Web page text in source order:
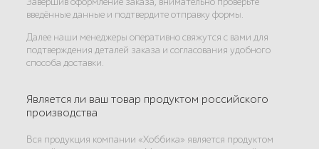
введённые данные и подтвердите отправку формы.
Далее наши менеджеры оперативно свяжутся с вами для
подтверждения деталей заказа и согласования удобного
способа доставки.
Является ли ваш товар продуктом российского
производства
Вся продукция компании «Хоббика» является продуктом